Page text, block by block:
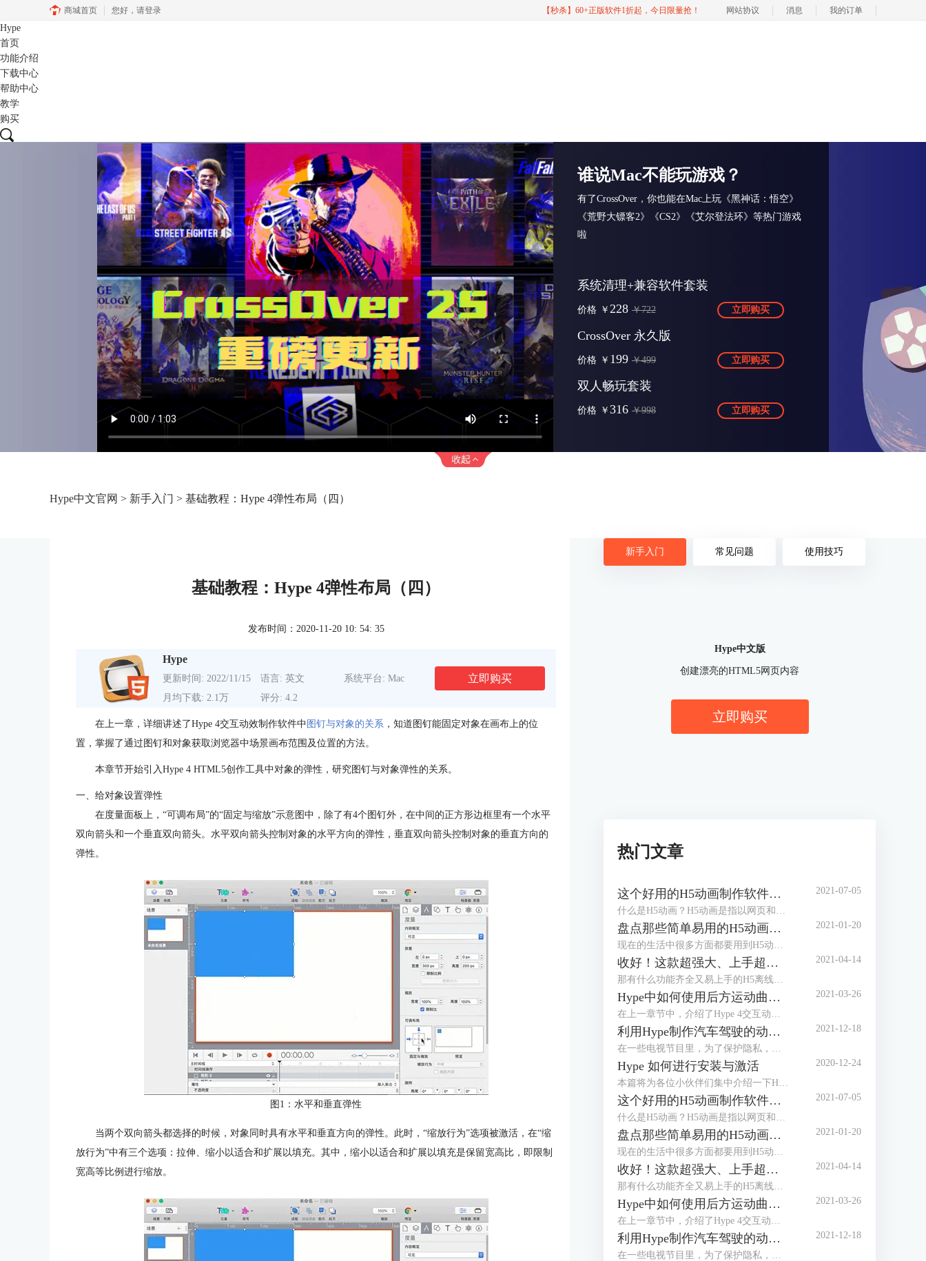
商城首页 您好， 请登录 【秒杀】60+正版软件1折起，今日限量抢！ 网站协议 消息 我的订单
Hype
首页
功能介绍
下载中心
帮助中心
教学
购买
谁说Mac不能玩游戏？
有了CrossOver，你也能在Mac上玩《黑神话：悟空》
《荒野大镖客2》《CS2》《艾尔登法环》等热门游戏
啦
系统清理+兼容软件套装
价格 ￥ 228 ￥722 立即购买
CrossOver 永久版
价格 ￥ 199 ￥499 立即购买
双人畅玩套装
价格 ￥ 316 ￥998 立即购买
Hype中文官网 > 新手入门 > 基础教程：Hype 4弹性布局（四）
基础教程：Hype 4弹性布局（四）
发布时间：2020-11-20 10: 54: 35
Hype
更新时间: 2022/11/15 语言: 英文
系统平台: Mac
月均下载: 2.1万
评分: 4.2
立即购买
在上一章，详细讲述了Hype 4交互动效制作软件中 图钉与对象的关系 ，知道图钉能固定对象在画布上的位
置，掌握了通过图钉和对象获取浏览器中场景画布范围及位置的方法。
本章节开始引入Hype 4 HTML5创作工具中对象的弹性，研究图钉与对象弹性的关系。
一、给对象设置弹性
在度量面板上，“可调布局”的“固定与缩放”示意图中，除了有4个图钉外，在中间的正方形边框里有一个水平
双向箭头和一个垂直双向箭头。水平双向箭头控制对象的水平方向的弹性，垂直双向箭头控制对象的垂直方向的
弹性。
图1：水平和垂直弹性
当两个双向箭头都选择的时候，对象同时具有水平和垂直方向的弹性。此时，“缩放行为”选项被激活，在“缩
放行为”中有三个选项：拉伸、缩小以适合和扩展以填充。其中，缩小以适合和扩展以填充是保留宽高比，即限制
宽高等比例进行缩放。
新手入门 常见问题 使用技巧
Hype中文版
创建漂亮的HTML5网页内容
立即购买
热门文章
这个好用的H5动画制作软件，你知道吗?
什么是H5动画？H5动画是指以网页和动画的形式，通过动画，达成与观看者、使用者之间的动态交互，减少静态死板的场景，以提升使用者的使用体验，一个好的H5动画，对于提升网页的整体效果有显著作用。
2021-07-05
盘点那些简单易用的H5动画制作软件
现在的生活中很多方面都要用到H5动画，比如公众号的推文、电子婚礼请帖、活动邀请函等等，H5动画在我们的生活中扮演着越来越重要的角色，会做H5动画和也成为了工作技能的加分项，那么简单易用的H5动画制作软件又有哪些呢？下面我们一起来盘点两款较为常用的H5制作软件吧。
2021-01-20
收好！这款超强大、上手超简单的H5制作工具
那有什么功能齐全又易上手的H5离线制作软件吗？我给好朋友安利了一款Mac系统专用的工具—Hype，不仅支持静态的H5制作，还支持各种交互效果和物理引擎，可用于制作网页菜单、网站主页、网页游戏等，当然贺卡请柬这种分分钟的事。
2021-04-14
Hype中如何使用后方运动曲线模拟物体运行上坡的动画
在上一章节中，介绍了Hype 4交互动效制作软件中弹性运动曲线以及通过一个案例——菜单栏飞入场景的动画，讲述了弹性运动曲线动画中的效果。本章节将讲述Hype 4 HTML5创作工具后方运动曲线，以及如何使用后方运动曲线模拟物体运行上坡的动画。
2021-03-26
利用Hype制作汽车驾驶的动态路线图
在一些电视节目里，为了保护隐私，经常会使用动画来展现当前地点与目的地的行走路径，比如图1所示的简单汽车驾驶路径。
2021-12-18
Hype 如何进行安装与激活
本篇将为各位小伙伴们集中介绍一下H5制作软件Hype的安装与激活教程。
2020-12-24
这个好用的H5动画制作软件，你知道吗?
什么是H5动画？H5动画是指以网页和动画的形式，通过动画，达成与观看者、使用者之间的动态交互，减少静态死板的场景，以提升使用者的使用体验，一个好的H5动画，对于提升网页的整体效果有显著作用。
2021-07-05
盘点那些简单易用的H5动画制作软件
现在的生活中很多方面都要用到H5动画，比如公众号的推文、电子婚礼请帖、活动邀请函等等，H5动画在我们的生活中扮演着越来越重要的角色，会做H5动画和也成为了工作技能的加分项，那么简单易用的H5动画制作软件又有哪些呢？下面我们一起来盘点两款较为常用的H5制作软件吧。
2021-01-20
收好！这款超强大、上手超简单的H5制作工具
那有什么功能齐全又易上手的H5离线制作软件吗？我给好朋友安利了一款Mac系统专用的工具—Hype，不仅支持静态的H5制作，还支持各种交互效果和物理引擎，可用于制作网页菜单、网站主页、网页游戏等，当然贺卡请柬这种分分钟的事。
2021-04-14
Hype中如何使用后方运动曲线模拟物体运行上坡的动画
在上一章节中，介绍了Hype 4交互动效制作软件中弹性运动曲线以及通过一个案例——菜单栏飞入场景的动画，讲述了弹性运动曲线动画中的效果。本章节将讲述Hype 4 HTML5创作工具后方运动曲线，以及如何使用后方运动曲线模拟物体运行上坡的动画。
2021-03-26
利用Hype制作汽车驾驶的动态路线图
在一些电视节目里，为了保护隐私，经常会使用动画来展现当前地点与目的地的行走路径，比如图1所示的简单汽车驾驶路径。
2021-12-18